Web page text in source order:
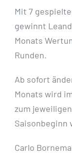
Mit 7
gewinnt
Monats
Runden.
Ab sofort
Monats wird
zum
Saisonbeginn
Carlo